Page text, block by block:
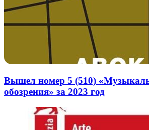
Вышел номер 5 (510)
обозрения» за 2023 год